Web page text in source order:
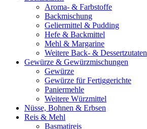
Aroma- & Farbstoffe
Backmischung
Geliermittel & Pudding
Hefe & Backmittel
Mehl & Margarine
Weitere Back- & Dessertzutaten
Gewürze & Gewürzmischungen
Gewürze
Gewürze für Fertiggerichte
Paniermehle
Weitere Würzmittel
Nüsse, Bohnen & Erbsen
Reis & Mehl
Basmatireis